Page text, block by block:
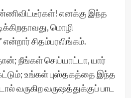
எனக்கு இந்த
மொழி
சிதம்பரலிங்கம்.
நீங்கள் செய்யாட்டா, யார்
உங்கள் புஸ்தகத்தை இந்த
வருகிற வருஷத்துக்குப் பாட